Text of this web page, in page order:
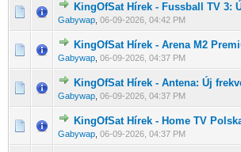
KingOfSat Hírek - Fussball TV 3:
Gabywap 06-09-2026, 04:42 PM
0 Szavazat - 0 / 5 átlagban
12345
KingOfSat Hírek - Arena M2
Gabywap 06-09-2026, 04:37 PM
0 Szavazat - 0 / 5 átlagban
12345
KingOfSat Hírek - Antena: Új
Gabywap 06-09-2026, 04:37 PM
0 Szavazat - 0 / 5 átlagban
12345
KingOfSat Hírek - Home TV
Gabywap 06-09-2026, 04:37 PM
0 Szavazat - 0 / 5 átlagban
123 45